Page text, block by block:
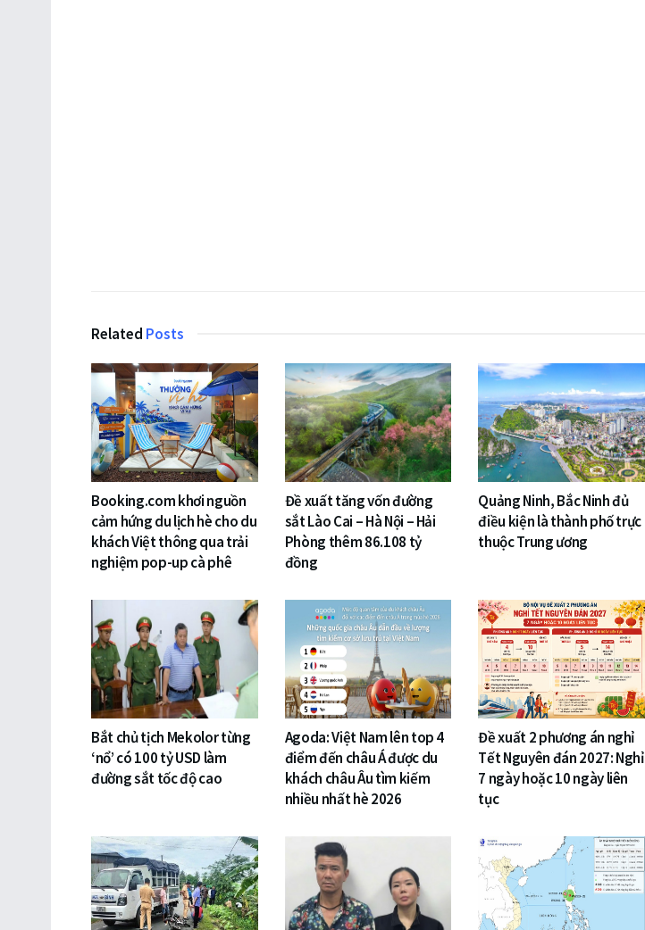
Related Posts
Booking.com khơi nguồn
cảm hứng du lịch hè cho du
khách Việt thông qua trải
nghiệm pop-up cà phê
Đề xuất tăng vốn đường
sắt Lào Cai – Hà Nội – Hải
Phòng thêm 86.108 tỷ
đồng
Quảng Ninh, Bắc Ninh đủ
điều kiện là thành phố trực
thuộc Trung ương
Bắt chủ tịch Mekolor từng
‘nổ’ có 100 tỷ USD làm
đường sắt tốc độ cao
Agoda: Việt Nam lên top 4
điểm đến châu Á được du
khách châu Âu tìm kiếm
nhiều nhất hè 2026
Đề xuất 2 phương án nghỉ
Tết Nguyên đán 2027: Nghỉ
7 ngày hoặc 10 ngày liên
tục